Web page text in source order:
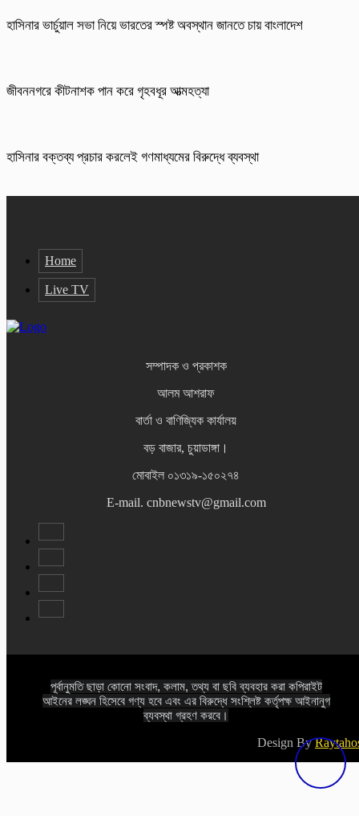
হাসিনার ভার্চুয়াল সভা নিয়ে ভারতের স্পষ্ট অবস্থান জানতে চায় বাংলাদেশ
জীবননগরে কীটনাশক পান করে গৃহবধূর আত্মহত্যা
হাসিনার বক্তব্য প্রচার করলেই গণমাধ্যমের বিরুদ্ধে ব্যবস্থা
Home
Live TV
সম্পাদক ও প্রকাশক
আলম আশরাফ
বার্তা ও বাণিজ্যিক কার্যালয়
বড় বাজার, চুয়াডাঙ্গা।
মোবাইল ০১৩১৯-১৫০২৭৪
E-mail. cnbnewstv@gmail.com
পূর্বানুমতি ছাড়া কোনো সংবাদ, কলাম, তথ্য বা ছবি ব্যবহার করা কপিরাইট
আইনের লঙ্ঘন হিসেবে গণ্য হবে এবং এর বিরুদ্ধে সংশ্লিষ্ট কর্তৃপক্ষ আইনানুগ
ব্যবস্থা গ্রহণ করবে।
Design By